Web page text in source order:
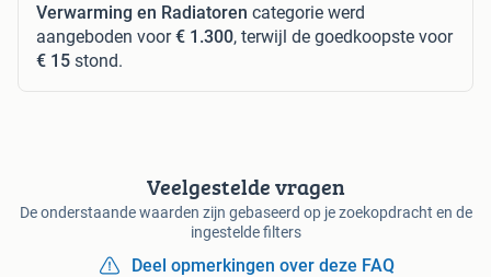
Verwarming en Radiatoren categorie werd
aangeboden voor€ 1.300, terwijl de goedkoopste voor
€ 15 stond.
Veelgestelde vragen
De onderstaande waarden zijn gebaseerd op je zoekopdracht en de
ingestelde filters
Deel opmerkingen over deze FAQ